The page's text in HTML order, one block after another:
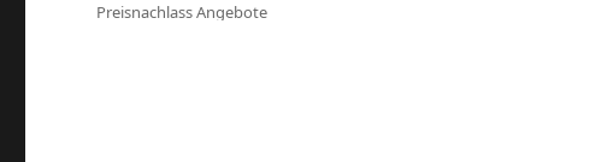
Preisnachlass Angebote